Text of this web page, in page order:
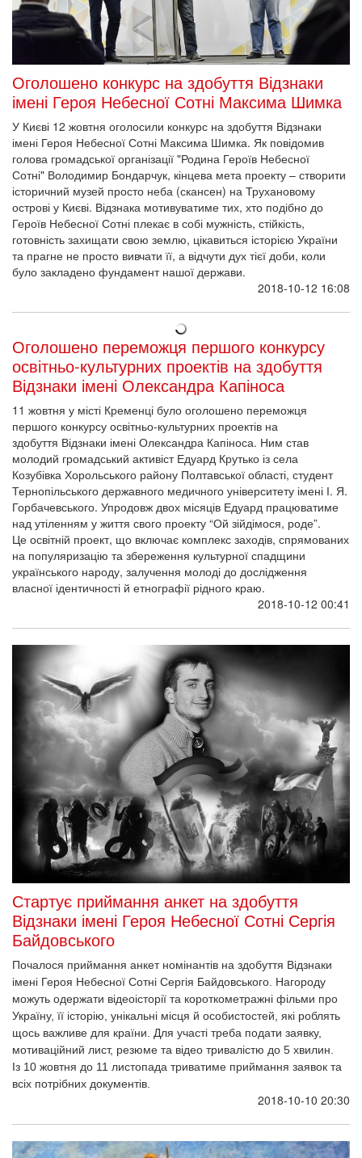
Оголошено конкурс на здобуття Відзнаки
імені Героя Небесної Сотні Максима Шимка
У Києві 12 жовтня оголосили конкурс на здобуття Відзнаки
імені Героя Небесної Сотні Максима Шимка. Як повідомив
голова громадської організації "Родина Героїв Небесної
Сотні" Володимир Бондарчук, кінцева мета проекту – створити
історичний музей просто неба (скансен) на Трухановому
острові у Києві. Відзнака мотивуватиме тих, хто подібно до
Героїв Небесної Сотні плекає в собі мужність, стійкість,
готовність захищати свою землю, цікавиться історією України
та прагне не просто вивчати її, а відчути дух тієї доби, коли
було закладено фундамент нашої держави.
2018-10-12 16:08
Оголошено переможця першого конкурсу
освітньо-культурних проектів на здобуття
Відзнаки імені Олександра Капіноса
11 жовтня у місті Кременці було оголошено переможця
першого конкурсу освітньо-культурних проектів на
здобуття Відзнаки імені Олександра Капіноса. Ним став
молодий громадський активіст Едуард Крутько із села
Козубівка Хорольського району Полтавської області, студент
Тернопільського державного медичного університету імені І. Я.
Горбачевського. Упродовж двох місяців Едуард працюватиме
над утіленням у життя свого проекту “Ой зійдімося, роде”.
Це освітній проект, що включає комплекс заходів, спрямованих
на популяризацію та збереження культурної спадщини
українського народу, залучення молоді до дослідження
власної ідентичності й етнографії рідного краю.
2018-10-12 00:41
Стартує приймання анкет на здобуття
Відзнаки імені Героя Небесної Сотні Сергія
Байдовського
Почалося приймання анкет номінантів на здобуття Відзнаки
імені Героя Небесної Сотні Сергія Байдовського. Нагороду
можуть одержати відеоісторії та короткометражні фільми про
Україну, її історію, унікальні місця й особистостей, які роблять
щось важливе для країни. Для участі треба подати заявку,
мотиваційний лист, резюме та відео тривалістю до 5 хвилин.
Із 10 жовтня до 11 листопада триватиме приймання заявок та
всіх потрібних документів.
2018-10-10 20:30